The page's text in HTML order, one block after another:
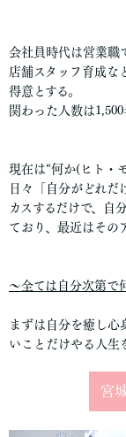
会社員時代は営業職
店舗スタッフ育成な
得意とする。
関わった人数は1,500
現在は“何か(ヒト・
日々「自分がどれだ
カスするだけで、自
ており、最近はその
〜全ては自分次第で
まずは自分を癒し心
いことだけやる人生
宮